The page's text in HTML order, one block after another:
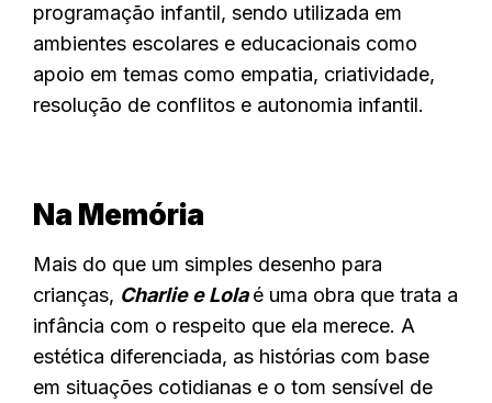
programação infantil, sendo utilizada em
ambientes escolares e educacionais como
apoio em temas como empatia, criatividade,
resolução de conflitos e autonomia infantil.
Na Memória
Mais do que um simples desenho para
crianças, Charlie e Lola é uma obra que trata a
infância com o respeito que ela merece. A
estética diferenciada, as histórias com base
em situações cotidianas e o tom sensível de